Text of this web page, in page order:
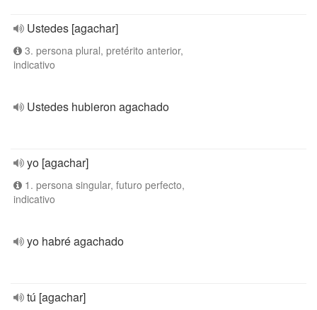
Ustedes [agachar]
3. persona plural, pretérito anterior,
indicativo
Ustedes hubieron agachado
yo [agachar]
1. persona singular, futuro perfecto,
indicativo
yo habré agachado
tú [agachar]